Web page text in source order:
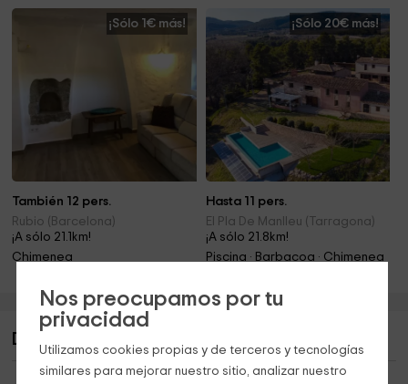
Nos preocupamos por tu
privacidad
Utilizamos cookies propias y de terceros y tecnologías
similares para mejorar nuestro sitio, analizar nuestro
¡Sólo 1€ más!
También 12 pers.
Rubio (Barcelona)
¡A sólo 21.1km!
Chimenea
¡Sólo 20€ más!
Hasta 11 pers.
El Pla De Manlleu (Tarragona)
¡A sólo 21.8km!
Piscina · Barbacoa · Chimenea
Descripción de Cal Padró